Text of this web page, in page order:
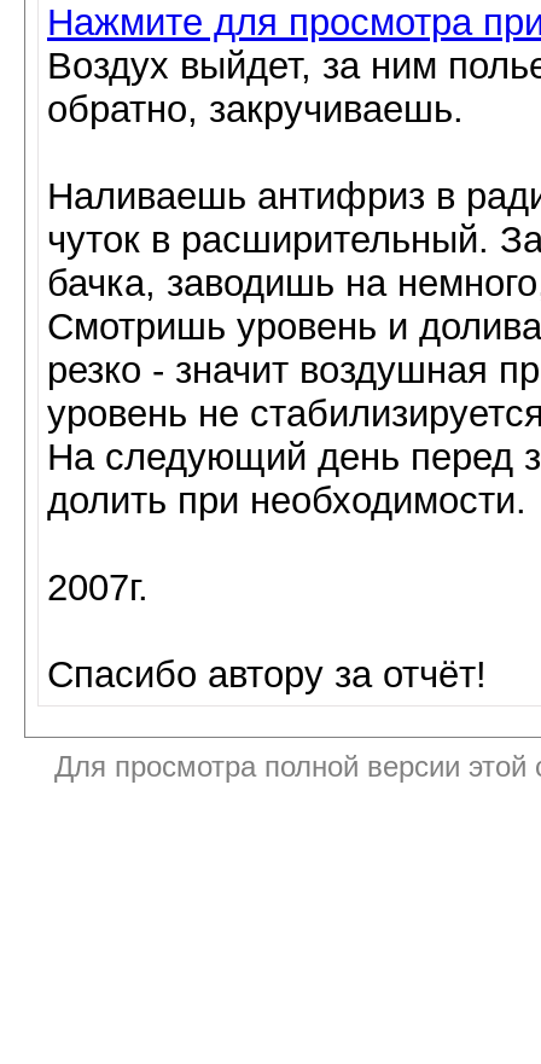
Нажмите для просмотра
Воздух выйдет, за ним
обратно, закручиваешь.
Наливаешь антифриз в
чуток в расширительный.
бачка, заводишь на
Смотришь уровень и
резко - значит воздушная
уровень не
На следующий день перед
долить при необходимости.
2007г.
Спасибо автору за отчёт!
Для просмотра полной версии